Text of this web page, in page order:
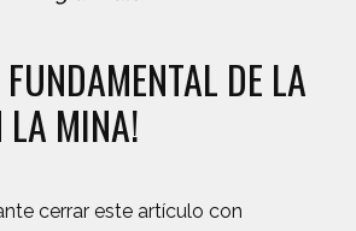
FUNDAMENTAL DE LA
LA MINA!
cerrar este artículo con